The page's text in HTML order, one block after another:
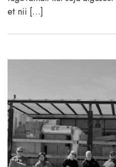
et nii […]